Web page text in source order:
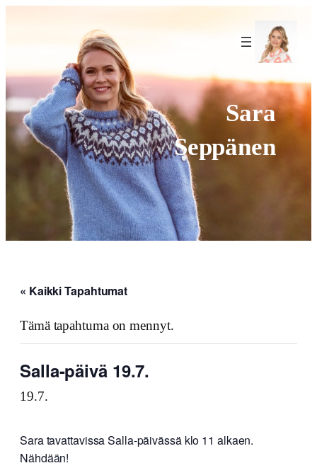
Sara
Seppänen
« Kaikki Tapahtumat
Tämä tapahtuma on mennyt.
Salla-päivä 19.7.
19.7.
Sara tavattavissa Salla-päivässä klo 11 alkaen.
Nähdään!